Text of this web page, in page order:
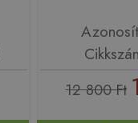
12 800 Ft